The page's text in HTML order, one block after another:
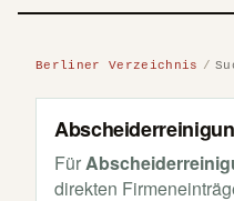
Berliner Verzeichnis
Für
direkten